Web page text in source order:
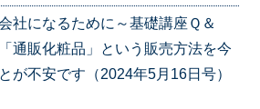
社になるために～基礎講座Ｑ＆
販化粧品」という販売方法を今
が不安です（2024年5月16日号）